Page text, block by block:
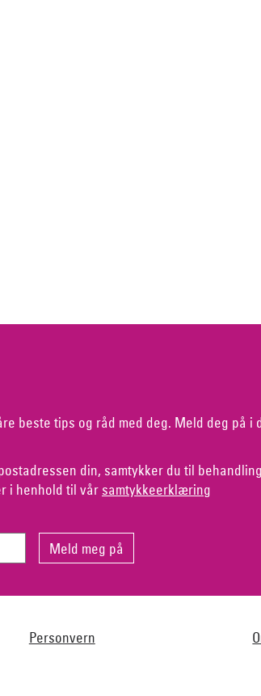
beste tips og råd med deg. Meld deg på i
din, samtykker du til
i henhold til vår samtykkeerklæring
Personvern